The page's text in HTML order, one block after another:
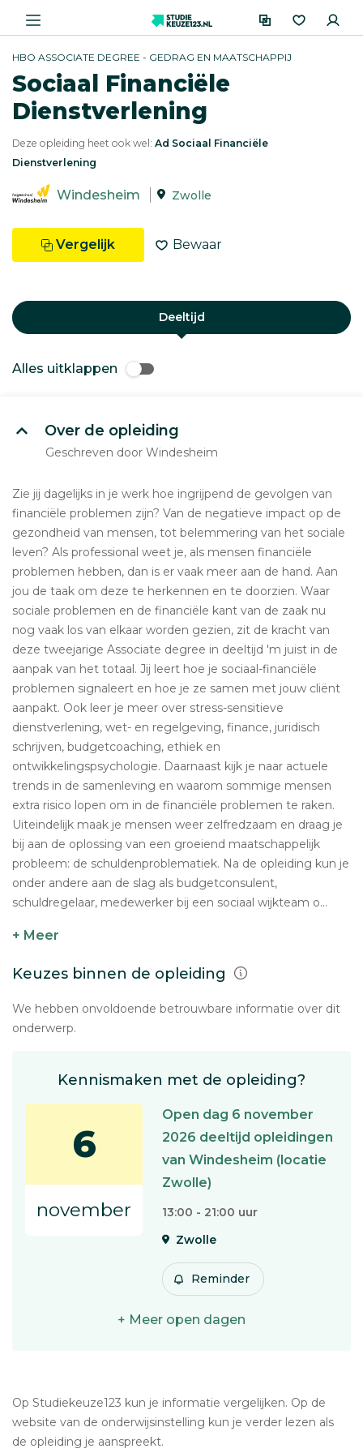
HBO ASSOCIATE DEGREE - GEDRAG EN MAATSCHAPPIJ
Sociaal Financiële
Dienstverlening
Deze opleiding heet ook wel: Ad Sociaal Financiële
Dienstverlening
Windesheim Zwolle
Vergelijk Bewaar
Deeltijd
Alles uitklappen
Over de opleiding
Geschreven door Windesheim
Zie jij dagelijks in je werk hoe ingrijpend de gevolgen van
financiële problemen zijn? Van de negatieve impact op de
gezondheid van mensen, tot belemmering van het sociale
leven? Als professional weet je, als mensen financiële
problemen hebben, dan is er vaak meer aan de hand. Aan
jou de taak om deze te herkennen en te doorzien. Waar
sociale problemen en de financiële kant van de zaak nu
nog vaak los van elkaar worden gezien, zit de kracht van
deze tweejarige Associate degree in deeltijd 'm juist in de
aanpak van het totaal. Jij leert hoe je sociaal-financiële
problemen signaleert en hoe je ze samen met jouw cliënt
aanpakt. Ook leer je meer over stress-sensitieve
dienstverlening, wet- en regelgeving, finance, juridisch
schrijven, budgetcoaching, ethiek en
ontwikkelingspsychologie. Daarnaast kijk je naar actuele
trends in de samenleving en waarom sommige mensen
extra risico lopen om in de financiële problemen te raken.
Uiteindelijk maak je mensen weer zelfredzaam en draag je
bij aan de oplossing van een groeiend maatschappelijk
probleem: de schuldenproblematiek. Na de opleiding kun je
onder andere aan de slag als budgetconsulent,
schuldregelaar, medewerker bij een sociaal wijkteam o...
+ Meer
Keuzes binnen de opleiding
We hebben onvoldoende betrouwbare informatie over dit
onderwerp.
Kennismaken met de opleiding?
6
november
Open dag 6 november
2026 deeltijd opleidingen
van Windesheim (locatie
Zwolle)
13:00 - 21:00 uur
Zwolle
Reminder
+ Meer open dagen
Op Studiekeuze123 kun je informatie vergelijken. Op de
website van de onderwijsinstelling kun je verder lezen als
de opleiding je aanspreekt.